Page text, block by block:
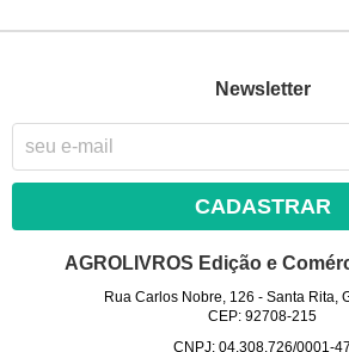
Newsletter
CADASTRAR
AGROLIVROS Edição e
Rua Carlos Nobre, 126 - Santa Rita,
CEP: 92708-215
CNPJ: 04.308.726/0001-47